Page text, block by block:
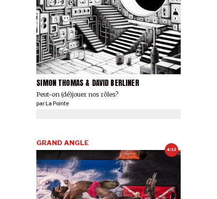
SIMON THOMAS & DAVID BERLINER
Peut-on (dé)jouer nos rôles?
parLa Pointe
4/13
GRAND ANGLE